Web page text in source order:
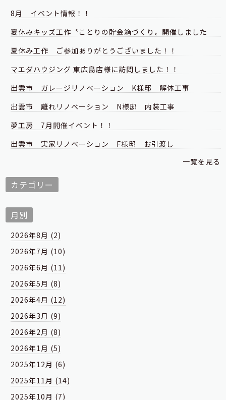
8月 イベント情報！！
夏休みキッズ工作〝ことりの貯金箱づくり〟開催しました
夏休み工作 ご参加ありがとうございました！！
マエダハウジング 東広島店様に訪問しました！！
出雲市 ガレージリノベーション K様邸 解体工事
出雲市 離れリノベーション N様邸 内装工事
夢工房 7月開催イベント！！
出雲市 実家リノベーション F様邸 お引渡し
一覧を見る
カテゴリー
月別
2026年8月 (2)
2026年7月 (10)
2026年6月 (11)
2026年5月 (8)
2026年4月 (12)
2026年3月 (9)
2026年2月 (8)
2026年1月 (5)
2025年12月 (6)
2025年11月 (14)
2025年10月 (7)